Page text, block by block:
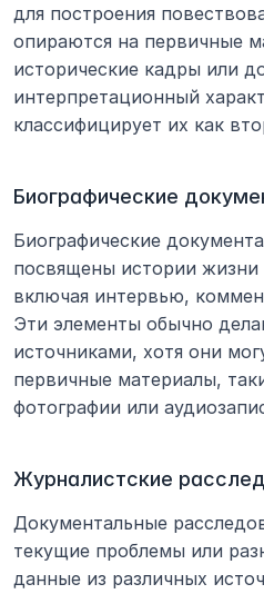
для построения
опираются на первичные
исторические кадры или
интерпретационный
классифицирует их как
Биографические
Биографические
посвящены истории жизни
включая интервью,
Эти элементы обычно
источниками, хотя они
первичные материалы,
фотографии или
Журналистские
Документальные
текущие проблемы или
данные из различных